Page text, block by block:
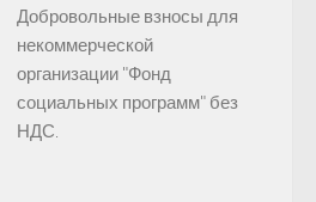
Добровольные взносы для
некоммерческой
организации "Фонд
социальных программ" без
НДС.